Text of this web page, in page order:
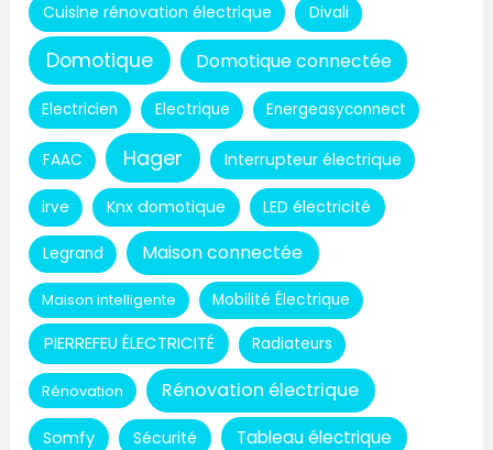
Cuisine rénovation électrique Divali
Domotique Domotique connectée
Electricien Electrique Energeasyconnect
FAAC Hager Interrupteur électrique
irve Knx domotique LED électricité
Legrand Maison connectée
Maison intelligente Mobilité Électrique
PIERREFEU ÉLECTRICITÉ Radiateurs
Rénovation Rénovation électrique
Somfy Sécurité Tableau électrique